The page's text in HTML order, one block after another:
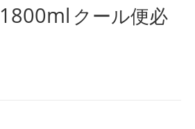
1800ml クール便必